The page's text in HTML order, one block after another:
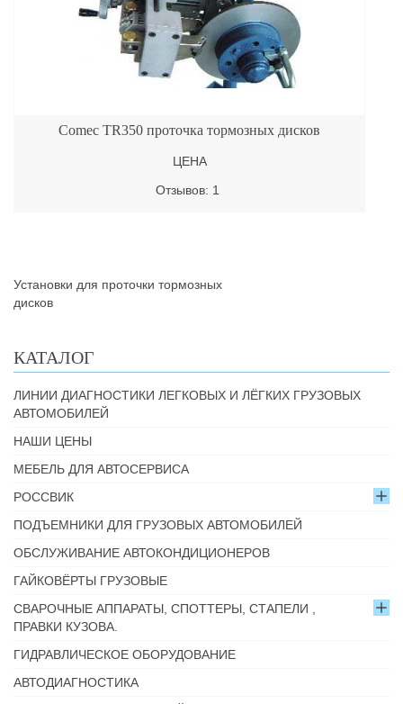
Comec TR350 проточка тормозных дисков
ЦЕНА
Отзывов: 1
Установки для проточки тормозных
дисков
КАТАЛОГ
ЛИНИИ ДИАГНОСТИКИ ЛЕГКОВЫХ И ЛЁГКИХ ГРУЗОВЫХ
АВТОМОБИЛЕЙ
НАШИ ЦЕНЫ
МЕБЕЛЬ ДЛЯ АВТОСЕРВИСА
РОССВИК
ПОДЪЕМНИКИ ДЛЯ ГРУЗОВЫХ АВТОМОБИЛЕЙ
ОБСЛУЖИВАНИЕ АВТОКОНДИЦИОНЕРОВ
ГАЙКОВЁРТЫ ГРУЗОВЫЕ
СВАРОЧНЫЕ АППАРАТЫ, СПОТТЕРЫ, СТАПЕЛИ ,
ПРАВКИ КУЗОВА.
ГИДРАВЛИЧЕСКОЕ ОБОРУДОВАНИЕ
АВТОДИАГНОСТИКА